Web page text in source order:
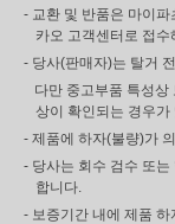
- 교환 및 반품은 마이
카오 고객센터로 접
- 당사(판매자)는 탈거
다만 중고부품 특성상
상이 확인되는 경우가
- 제품에 하자(불량)가
- 당사는 회수 검수 또
합니다.
- 보증기간 내에 제품